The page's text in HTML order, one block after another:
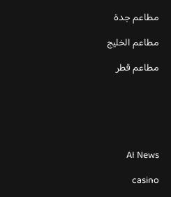
مطاعم جدة
مطاعم الخليج
مطاعم قطر
AI News
casino